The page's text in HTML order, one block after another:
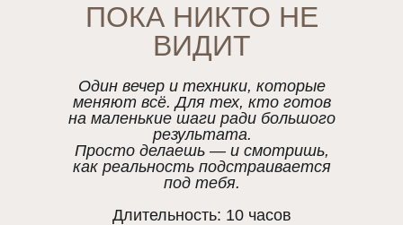
Один вечер и техники, которые
меняют всё. Для тех, кто готов
на маленькие шаги ради большого
результата.
Просто делаешь — и смотришь,
как реальность подстраивается
под тебя.
Длительность: 10 часов
ПОКА НИКТО НЕ
ВИДИТ